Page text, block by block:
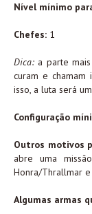
Nível mínimo
Chefes: 1
Dica: a parte
curam e chamam
isso, a luta será
Configuração
Outros motivos
abre uma
Honra/Thrallmar e
Algumas armas